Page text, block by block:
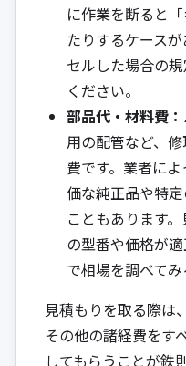
に作業を断ると
たりするケース
セルした場合の
ください。
部品代・材料費：
用の配管など、
費です。業者に
価な純正品や特
こともあります
の型番や価格が
で相場を調べてみ
見積もりを取る際は
その他の諸経費をす
してもらうことが鉄